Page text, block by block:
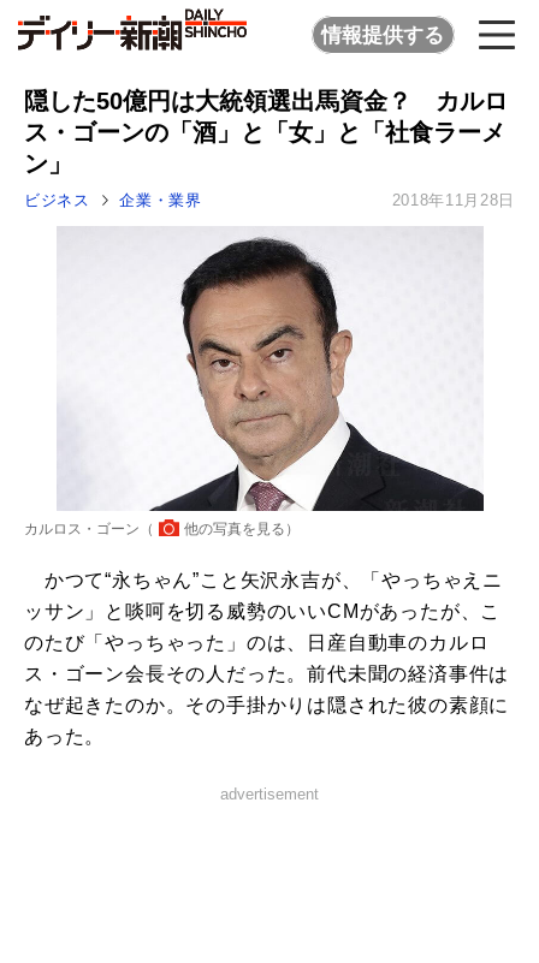
情報提供する
隠した50億円は大統領選出馬資金？ カルロ
ス・ゴーンの「酒」と「女」と「社食ラーメ
ン」
ビジネス 企業・業界 2018年11月28日
カルロス・ゴーン（ 他の写真を見る ）
かつて“永ちゃん”こと矢沢永吉が、「やっちゃえニ
ッサン」と啖呵を切る威勢のいいCMがあったが、こ
のたび「やっちゃった」のは、日産自動車のカルロ
ス・ゴーン会長その人だった。前代未聞の経済事件は
なぜ起きたのか。その手掛かりは隠された彼の素顔に
あった。
advertisement